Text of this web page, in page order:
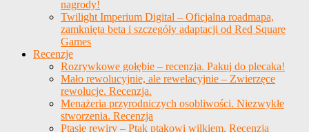
nagrody!
Twilight Imperium Digital – Oficjalna roadmapa,
zamknięta beta i szczegóły adaptacji od Red Square
Games
Recenzje
Rozrywkowe gołębie – recenzja. Pakuj do plecaka!
Mało rewolucyjnie, ale rewelacyjnie – Zwierzęce
rewolucje. Recenzja.
Menażeria przyrodniczych osobliwości. Niezwykłe
stworzenia. Recenzja
Ptasie rewiry – Ptak ptakowi wilkiem. Recenzja